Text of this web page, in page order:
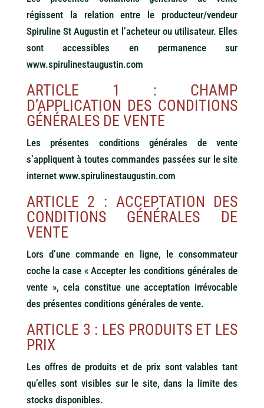
régissent la relation entre le producteur/vendeur
Spiruline St Augustin et l’acheteur ou utilisateur. Elles
sont accessibles en permanence sur
www.spirulinestaugustin.com
ARTICLE 1 : CHAMP
D’APPLICATION DES CONDITIONS
GÉNÉRALES DE VENTE
Les présentes conditions générales de vente
s’appliquent à toutes commandes passées sur le site
internet www.spirulinestaugustin.com
ARTICLE 2 : ACCEPTATION DES
CONDITIONS GÉNÉRALES DE
VENTE
Lors d’une commande en ligne, le consommateur
coche la case « Accepter les conditions générales de
vente », cela constitue une acceptation irrévocable
des présentes conditions générales de vente.
ARTICLE 3 : LES PRODUITS ET LES
PRIX
Les offres de produits et de prix sont valables tant
qu’elles sont visibles sur le site, dans la limite des
stocks disponibles.